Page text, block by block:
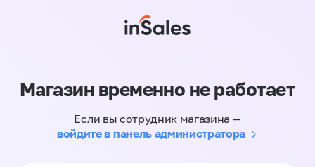
Магазин временно не работает
Если вы сотрудник магазина —
войдите в панель администратора